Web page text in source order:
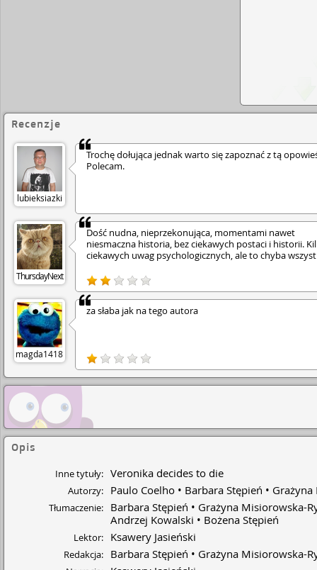
Recenzje
lubieksiazki
Trochę dołująca jednak warto się zapoznać z tą
Polecam.
ThursdayNext
Dość nudna, nieprzekonująca, momentami nawet
niesmaczna historia, bez ciekawych postaci i historii.
ciekawych uwag psyc­holo­gicz­nych­, ale to chyba
magda1418
za słaba jak na tego autora
Opis
Inne tytuły: Veronika decides to die
Autorzy: Paulo Coelho Barbara Stępień
Tłumaczenie: Barbara Stępień
Grażyna Misiorowska-
Andrzej Kowalski
Bożena Stępień
Lektor: Ksawery Jasieński
Redakcja: Barbara Stępień Grażyna Misiorowska-